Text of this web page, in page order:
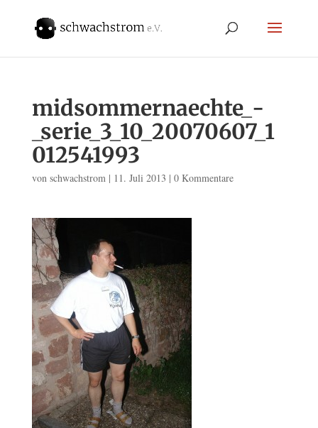
midsommernaechte_-
_serie_3_10_20070607_1
012541993
von schwachstrom| 11. Juli 2013 | 0 Kommentare